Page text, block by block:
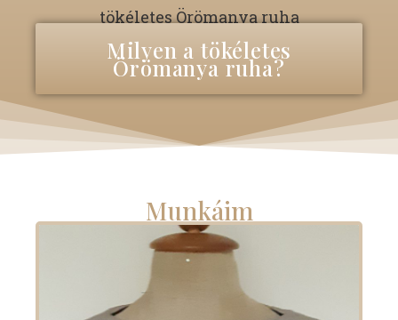
tökéletes Örömanya ruha
Milyen a tökéletes
Örömanya ruha?
Munkáim